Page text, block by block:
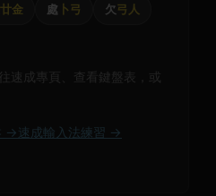
廿金 處 卜弓 欠弓人
速成專頁、查看鍵盤表，或
→ 速成輸入法練習 →